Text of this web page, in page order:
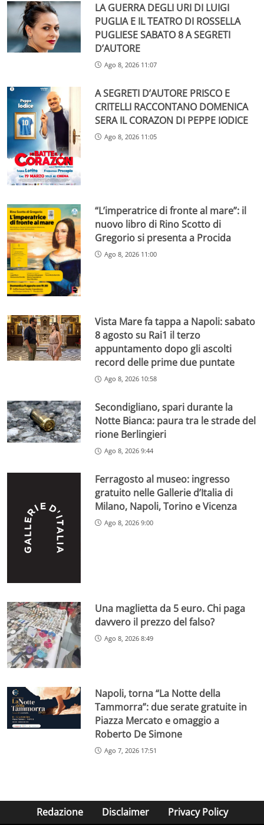
LA GUERRA DEGLI URI DI LUIGI
PUGLIA E IL TEATRO DI ROSSELLA
PUGLIESE SABATO 8 A SEGRETI
D’AUTORE
Ago 8, 2026 11:07
A SEGRETI D’AUTORE PRISCO E
CRITELLI RACCONTANO DOMENICA
SERA IL CORAZON DI PEPPE IODICE
Ago 8, 2026 11:05
“L’imperatrice di fronte al mare”: il
nuovo libro di Rino Scotto di
Gregorio si presenta a Procida
Ago 8, 2026 11:00
Vista Mare fa tappa a Napoli: sabato
8 agosto su Rai1 il terzo
appuntamento dopo gli ascolti
record delle prime due puntate
Ago 8, 2026 10:58
Secondigliano, spari durante la
Notte Bianca: paura tra le strade del
rione Berlingieri
Ago 8, 2026 9:44
Ferragosto al museo: ingresso
gratuito nelle Gallerie d’Italia di
Milano, Napoli, Torino e Vicenza
Ago 8, 2026 9:00
Una maglietta da 5 euro. Chi paga
davvero il prezzo del falso?
Ago 8, 2026 8:49
Napoli, torna “La Notte della
Tammorra”: due serate gratuite in
Piazza Mercato e omaggio a
Roberto De Simone
Ago 7, 2026 17:51
Redazione Disclaimer Privacy Policy